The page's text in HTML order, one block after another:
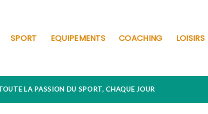
SPORT EQUIPEMENTS COACHING LOISIRS
LA PASSION DU SPORT, CHAQUE JOUR